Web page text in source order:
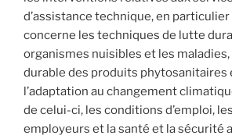
d’assistance technique, en particulier
concerne les techniques de lutte
organismes nuisibles et les maladies,
durable des produits phytosanitaires
l’adaptation au changement
de celui-ci, les conditions d’emploi,
employeurs et la santé et la sécurité